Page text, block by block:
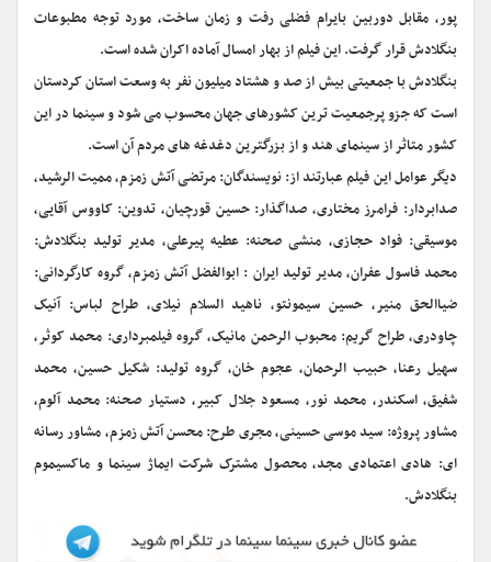
پور، مقابل دوربین بایرام فضلی رفت و زمان ساخت، مورد توجه مطبوعات
بنگلادش قرار گرفت. این فیلم از بهار امسال آماده اکران شده است.
بنگلادش با جمعیتی بیش از صد و ‌هشتاد میلیون نفر به وسعت استان کردستان
است که جزو پرجمعیت ترین کشورهای جهان محسوب می شود و سینما در این
کشور متاثر از سینمای هند و از بزرگترین دغدغه های مردم آن است.
دیگر عوامل این فیلم عبارتند از: نویسندگان: مرتضی آتش زمزم، ممیت الرشید،
صدابردار: فرامرز مختاری، صداگذار: حسین قورچیان، تدوین: کاووس آقایی،
موسیقی: فواد حجازی، منشی صحنه: عطیه پیرعلی، مدیر تولید بنگلادش:
محمد فاسول عفران، مدیر تولید ایران : ابوالفضل آتش زمزم، گروه کارگردانی:
ضیاالحق منیر، حسین سیمونتو، ناهید السلام نیلای، طراح لباس: آنیک
چاودری، طراح گریم: محبوب الرحمن مانیک، گروه فیلمبرداری: محمد کوثر،
سهیل رعنا، حبیب الرحمان، عجوم خان، گروه تولید: شکیل حسین، محمد
شفیق، اسکندر، محمد نور، مسعود جلال کبیر، دستیار صحنه: محمد آلوم،
مشاور پروژه: سید موسی حسینی، مجری طرح: محسن آتش زمزم، مشاور رسانه
ای: هادی اعتمادی مجد، محصول مشترک شرکت ایماژ سینما و ماکسیموم
بنگلادش.